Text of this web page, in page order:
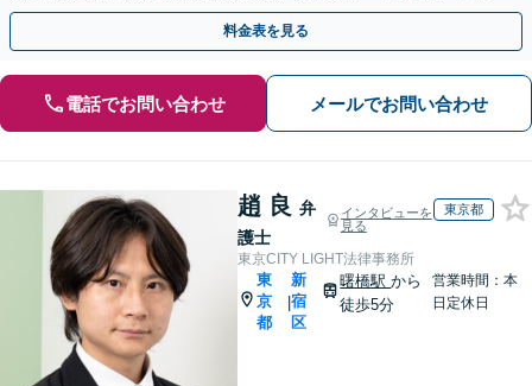
語、タイ語等対応可能です（通訳料別途）。
料金表を見る
電話でお問い合わせ メールでお問い合わせ
趙 良 弁
護士
インタビューを
見る
東京都
東京CITY LIGHT法律事務所
東
京
都
|
新
宿
区
曙橋駅から
徒歩5分
営業時間：本
日定休日